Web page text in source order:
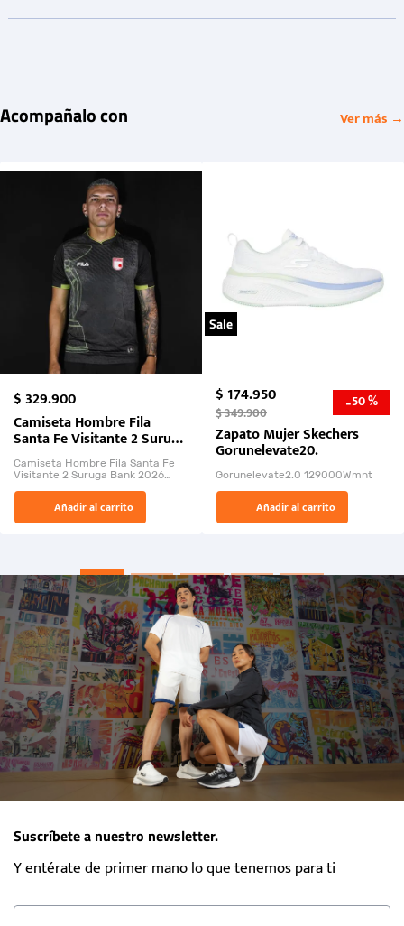
Acompañalo con Ver más →
$329.900
Camiseta Hombre Fila
Santa Fe Visitante 2 Suruga
Bank 2026
Camiseta Hombre Fila Santa Fe
Visitante 2 Suruga Bank 2026
El Rugido del Sol Naciente:
“Primeros para la Et...
Añadir al carrito
Sale
$174.950
$349.900 -50 %
Zapato Mujer Skechers
Gorunelevate20.
Gorunelevate2.0 129000Wmnt
Añadir al carrito
Suscríbete a nuestro newsletter.
Y entérate de primer mano lo que tenemos para ti